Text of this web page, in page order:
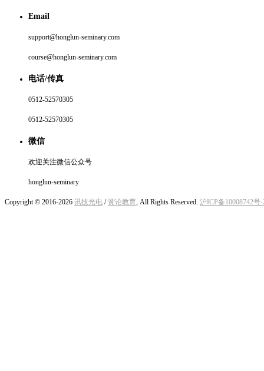
Email
support@honglun-seminary.com
course@honglun-seminary.com
电话/传真
0512-52570305
0512-52570305
微信
欢迎关注微信公众号
honglun-seminary
Copyright © 2016-2026 讯技光电 / 黉论教育, All Rights Reserved. 沪ICP备10008742号-